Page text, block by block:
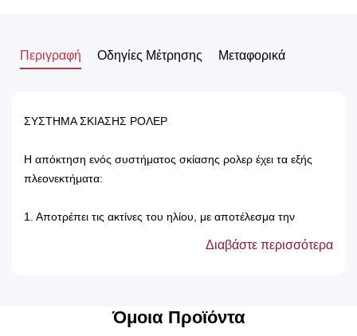
Περιγραφή Οδηγίες Μέτρησης Μεταφορικά
ΣΥΣΤΗΜΑ ΣΚΙΑΣΗΣ ΡΟΛΕΡ
Η απόκτηση ενός συστήματος σκίασης ρολερ έχει τα εξής
πλεονεκτήματα:
1. Αποτρέπει τις ακτίνες του ηλίου, με αποτέλεσμα την
2. Δεν χρειάζονται πλύσιμο, καθώς καθαρίζονται μόνο με ένα
χρόνο αλλά και στον ήλιο.
4. Μπορούν να τοποθετηθούν κάτω από ξύλινη μετώπη ή
Διαβάστε περισσότερα
Όμοια Προϊόντα